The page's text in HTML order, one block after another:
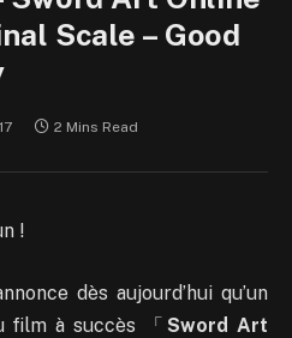
Scale – Good
2 Mins Read
!
dès aujourd’hui qu’un
film à succès 「Sword Art